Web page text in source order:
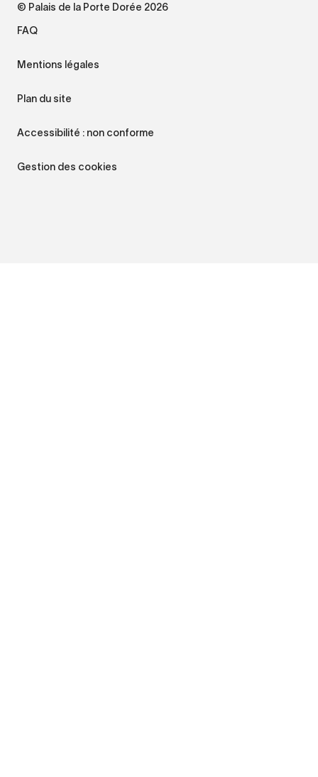
© Palais de la Porte Dorée 2026
FAQ
Mentions légales
Plan du site
Accessibilité : non conforme
Gestion des cookies